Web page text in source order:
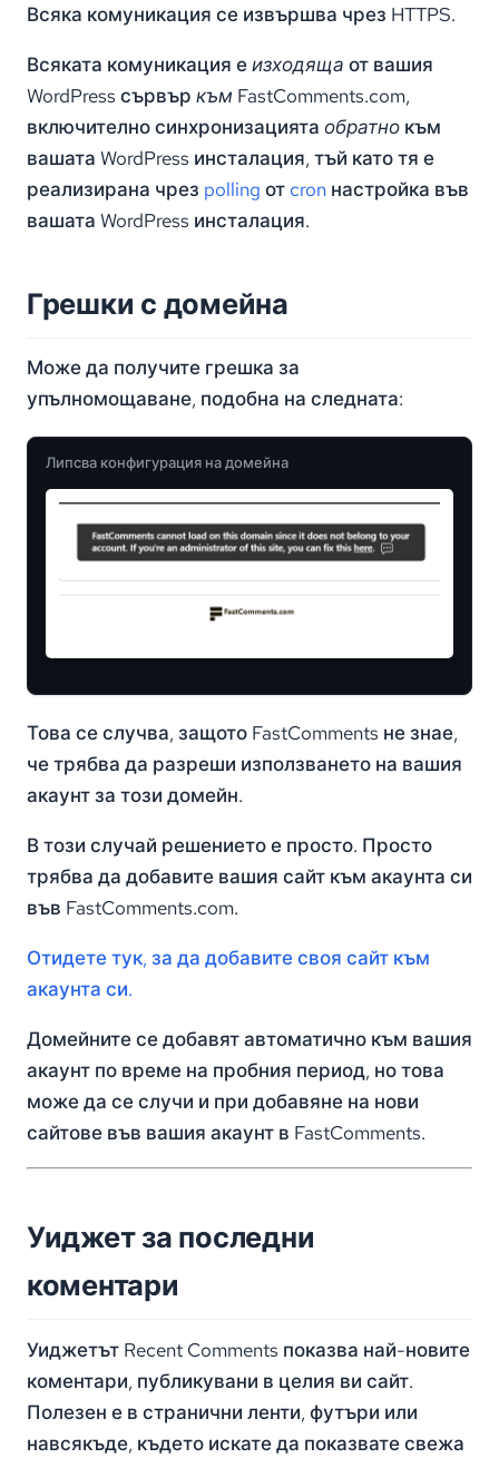
Всяка комуникация се извършва чрез HTTPS.
Всяката комуникация еизходяща от вашия
WordPress сървър към FastComments.com,
включително синхронизацията обратно към
вашата WordPress инсталация, тъй като тя е
реализирана чрез polling от cron настройка във
вашата WordPress инсталация.
Грешки с домейна
Може да получите грешка за
упълномощаване, подобна на следната:
Липсва конфигурация на домейна
Това се случва, защото FastComments не знае,
че трябва да разреши използването на вашия
акаунт за този домейн.
В този случай решението е просто. Просто
трябва да добавите вашия сайт към акаунта си
във FastComments.com.
Отидете тук, за да добавите своя сайт към
акаунта си.
Домейните се добавят автоматично към вашия
акаунт по време на пробния период, но това
може да се случи и при добавяне на нови
сайтове във вашия акаунт в FastComments.
Уиджет за последни
коментари
Уиджетът Recent Comments показва най-новите
коментари, публикувани в целия ви сайт.
Полезен е в странични ленти, футъри или
навсякъде, където искате да показвате свежа